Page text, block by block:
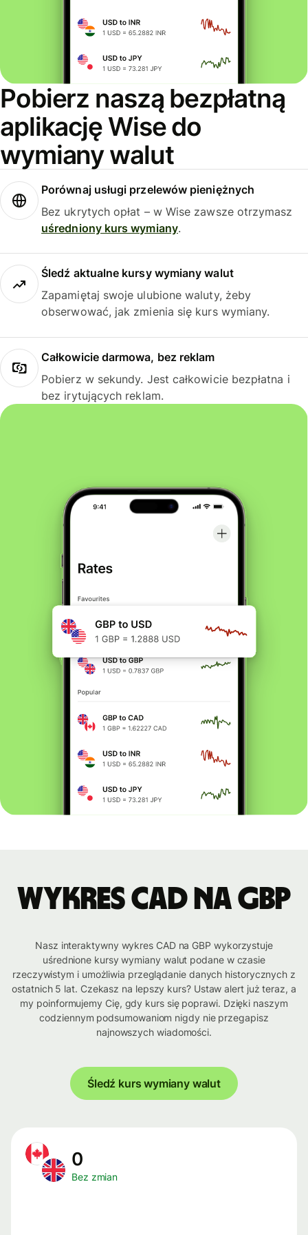
Pobierz naszą bezpłatną
aplikację Wise do
wymiany walut
Porównaj usługi przelewów pieniężnych
Bez ukrytych opłat – w Wise zawsze otrzymasz
uśredniony kurs wymiany.
Śledź aktualne kursy wymiany walut
Zapamiętaj swoje ulubione waluty, żeby
obserwować, jak zmienia się kurs wymiany.
Całkowicie darmowa, bez reklam
Pobierz w sekundy. Jest całkowicie bezpłatna i
bez irytujących reklam.
Wykres CAD na GBP
Nasz interaktywny wykres CAD na GBP wykorzystuje
uśrednione kursy wymiany walut podane w czasie
rzeczywistym i umożliwia przeglądanie danych historycznych z
ostatnich 5 lat. Czekasz na lepszy kurs? Ustaw alert już teraz, a
my poinformujemy Cię, gdy kurs się poprawi. Dzięki naszym
codziennym podsumowaniom nigdy nie przegapisz
najnowszych wiadomości.
Śledź kurs wymiany walut
0
Bez zmian